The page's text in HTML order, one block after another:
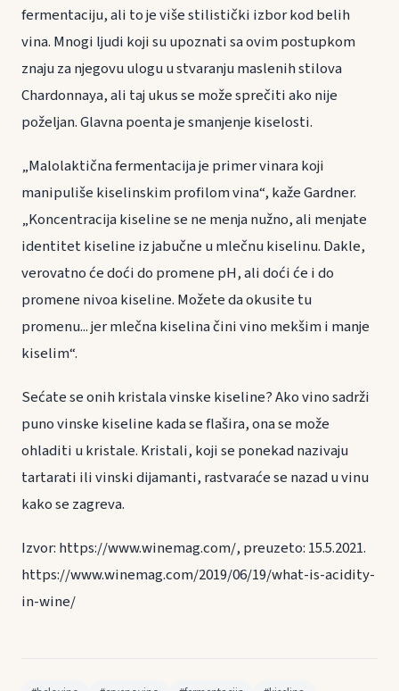
fermentaciju, ali to je više stilistički izbor kod belih
vina. Mnogi ljudi koji su upoznati sa ovim postupkom
znaju za njegovu ulogu u stvaranju maslenih stilova
Chardonnaya, ali taj ukus se može sprečiti ako nije
poželjan. Glavna poenta je smanjenje kiselosti.
„Malolaktična fermentacija je primer vinara koji
manipuliše kiselinskim profilom vina“, kaže Gardner.
„Koncentracija kiseline se ne menja nužno, ali menjate
identitet kiseline iz jabučne u mlečnu kiselinu. Dakle,
verovatno će doći do promene pH, ali doći će i do
promene nivoa kiseline. Možete da okusite tu
promenu... jer mlečna kiselina čini vino mekšim i manje
kiselim“.
Sećate se onih kristala vinske kiseline? Ako vino sadrži
puno vinske kiseline kada se flašira, ona se može
ohladiti u kristale. Kristali, koji se ponekad nazivaju
tartarati ili vinski dijamanti, rastvaraće se nazad u vinu
kako se zagreva.
Izvor: https://www.winemag.com/, preuzeto: 15.5.2021.
https://www.winemag.com/2019/06/19/what-is-acidity-
in-wine/